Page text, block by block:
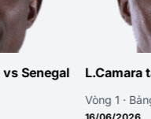
L.Camara tại France
Vòng 1 · Bảng I